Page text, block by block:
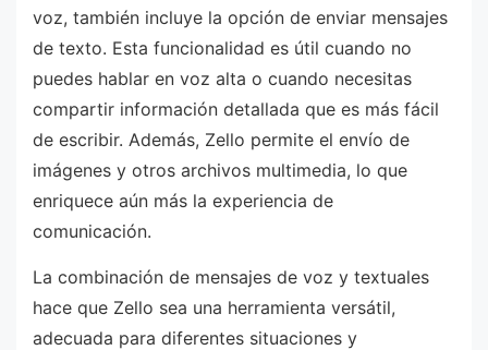
voz, también incluye la opción de enviar mensajes
de texto. Esta funcionalidad es útil cuando no
puedes hablar en voz alta o cuando necesitas
compartir información detallada que es más fácil
de escribir. Además, Zello permite el envío de
imágenes y otros archivos multimedia, lo que
enriquece aún más la experiencia de
comunicación.
La combinación de mensajes de voz y textuales
hace que Zello sea una herramienta versátil,
adecuada para diferentes situaciones y